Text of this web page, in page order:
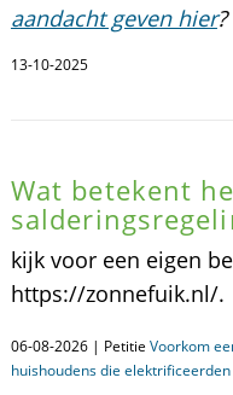
aandacht geven hier?
13-10-2025
Wat betekent
kijk voor een eigen
https://zonnefuik.nl/.
06-08-2026 | Petitie Voorkom
huishoudens die elektrificeerden